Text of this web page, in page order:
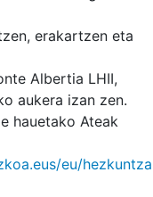
erakartzen eta
Albertia LHII,
aukera izan zen.
hauetako Ateak
eu/